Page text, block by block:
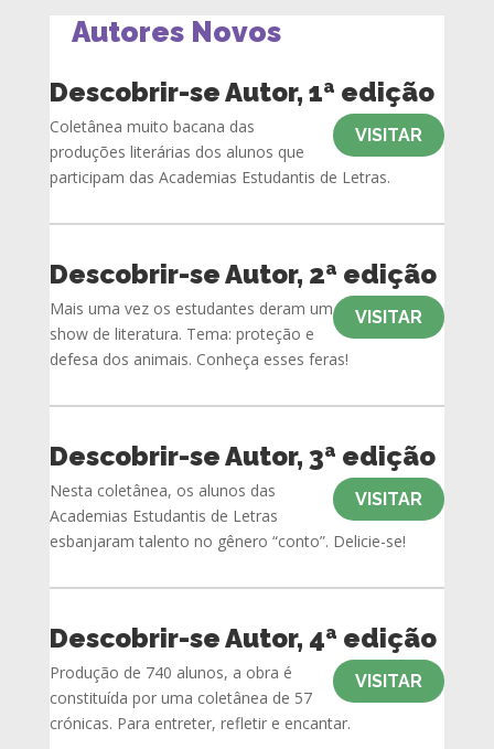
Autores Novos
Descobrir-se Autor, 1ª edição
VISITAR
Coletânea muito bacana das
produções literárias dos alunos que
participam das Academias Estudantis de Letras.
Descobrir-se Autor, 2ª edição
VISITAR
Mais uma vez os estudantes deram um
show de literatura. Tema: proteção e
defesa dos animais. Conheça esses feras!
Descobrir-se Autor, 3ª edição
VISITAR
Nesta coletânea, os alunos das
Academias Estudantis de Letras
esbanjaram talento no gênero “conto”. Delicie-se!
Descobrir-se Autor, 4ª edição
VISITAR
Produção de 740 alunos, a obra é
constituída por uma coletânea de 57
crónicas. Para entreter, refletir e encantar.